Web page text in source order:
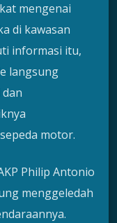
mengenai
di kawasan
informasi itu,
langsung
motor.
Philip Antonio
menggeledah